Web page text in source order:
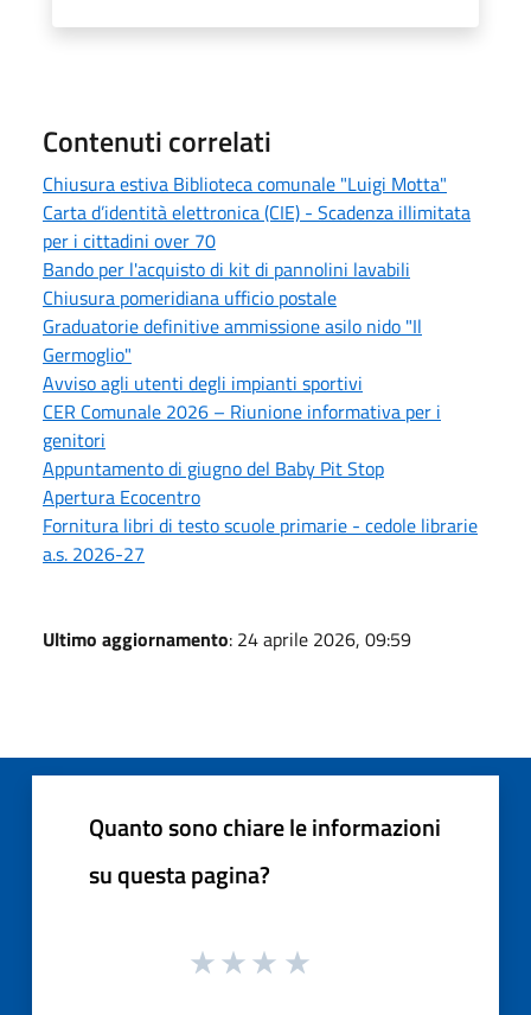
Contenuti correlati
Chiusura estiva Biblioteca comunale "Luigi Motta"
Carta d’identità elettronica (CIE) - Scadenza illimitata
per i cittadini over 70
Bando per l'acquisto di kit di pannolini lavabili
Chiusura pomeridiana ufficio postale
Graduatorie definitive ammissione asilo nido "Il
Germoglio"
Avviso agli utenti degli impianti sportivi
CER Comunale 2026 – Riunione informativa per i
genitori
Appuntamento di giugno del Baby Pit Stop
Apertura Ecocentro
Fornitura libri di testo scuole primarie - cedole librarie
a.s. 2026-27
Ultimo aggiornamento: 24 aprile 2026, 09:59
Quanto sono chiare le informazioni
su questa pagina?